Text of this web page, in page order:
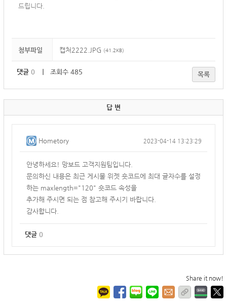
드립니다.
첨부파일 캡처2222.JPG (41.2KB)
댓글 0 ｜ 조회수 485 목록
답 변
Hometory 2023-04-14 13:23:29
안녕하세요! 망보드 고객지원팀입니다.
문의하신 내용은 최근 게시물 위젯 숏코드에 최대 글자수를 설정
하는 maxlength="120" 숏코드 속성을
추가해 주시면 되는 점 참고해 주시기 바랍니다.
감사합니다.
댓글 0
Share it now!